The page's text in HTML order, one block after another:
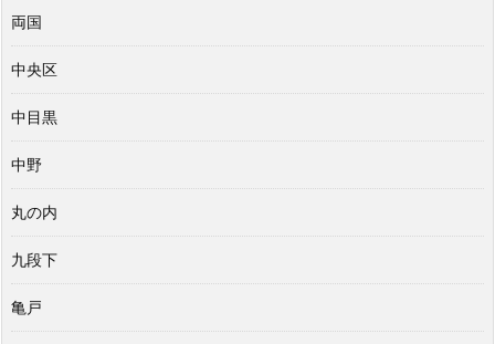
両国
中央区
中目黒
中野
丸の内
九段下
亀戸